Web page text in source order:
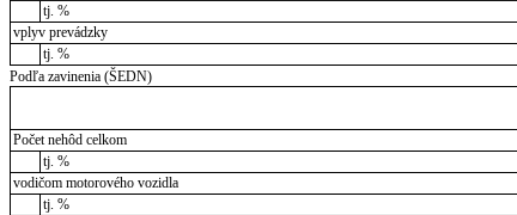
tj. %
vplyv prevádzky
tj. %
Podľa zavinenia (ŠEDN)
Počet nehôd celkom
tj. %
vodičom motorového vozidla
tj. %